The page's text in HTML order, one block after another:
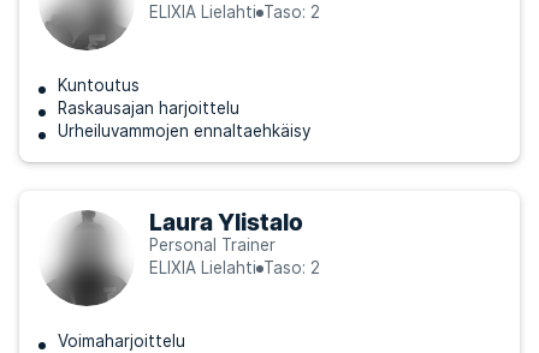
ELIXIA Lielahti Taso: 2
Kuntoutus
Raskausajan harjoittelu
Urheiluvammojen ennaltaehkäisy
Laura Ylistalo
Personal Trainer
ELIXIA Lielahti Taso: 2
Voimaharjoittelu